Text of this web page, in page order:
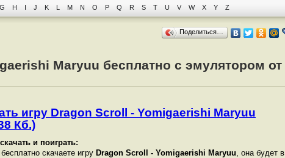
G H I J K L M N O P Q R S T U V W X Y Z
Поделиться…
Maryuu бесплатно с эмулятором от
игру Dragon Scroll - Yomigaerishi Maryuu
Кб.)
и поиграть:
скачаете игру Dragon Scroll - Yomigaerishi Maryuu, она будет в